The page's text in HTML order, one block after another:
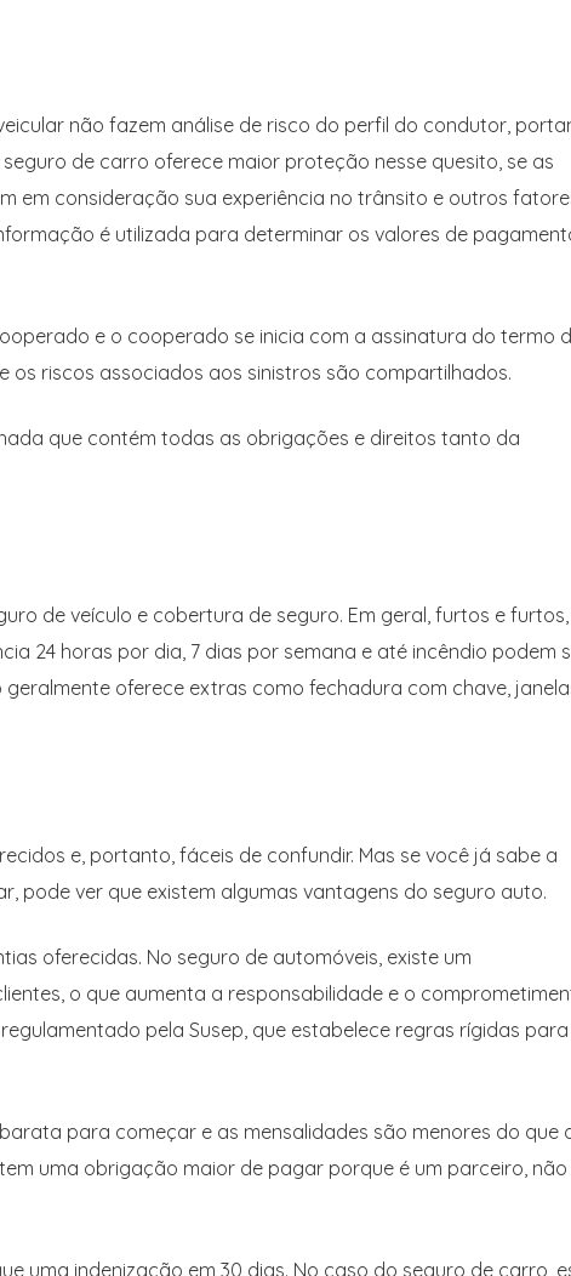
não fazem análise de risco do perfil do condutor,
de carro oferece maior proteção nesse quesito, se as
em consideração sua experiência no trânsito e outros
é utilizada para determinar os valores de
e o cooperado se inicia com a assinatura do termo
os riscos associados aos sinistros são compartilhados.
que contém todas as obrigações e direitos tanto da
de veículo e cobertura de seguro. Em geral, furtos e furtos,
24 horas por dia, 7 dias por semana e até incêndio podem
oferece extras como fechadura com chave,
e, portanto, fáceis de confundir. Mas se você já sabe a
pode ver que existem algumas vantagens do seguro auto.
oferecidas. No seguro de automóveis, existe um
o que aumenta a responsabilidade e o
pela Susep, que estabelece regras rígidas para
para começar e as mensalidades são menores do que
uma obrigação maior de pagar porque é um parceiro, não
uma indenização em 30 dias. No caso do seguro de carro,